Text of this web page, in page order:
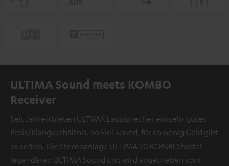
ULTIMA Sound meets KOMBO
Receiver
Seit Jahren bieten ULTIMA Lautsprecher ein sehr gutes
Preis/Klangverhältnis. So viel Sound, für so wenig Geld gibt
es selten. Die Stereoanlage ULTIMA 20 KOMBO bietet
legendären ULTIMA Sound und wird angetrieben vom